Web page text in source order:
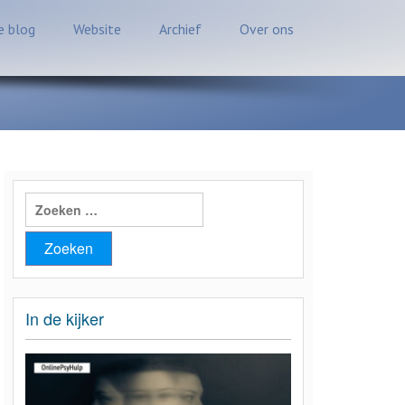
blog Website Archief Over ons
Zoeken
naar:
In de kijker